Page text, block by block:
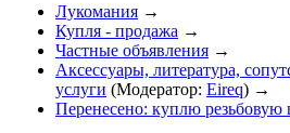
Лукомания →
Купля - продажа →
Частные объявления →
Аксессуары, литература,
услуги (Модератор: Eireq) →
Перенесено: куплю резьбовую